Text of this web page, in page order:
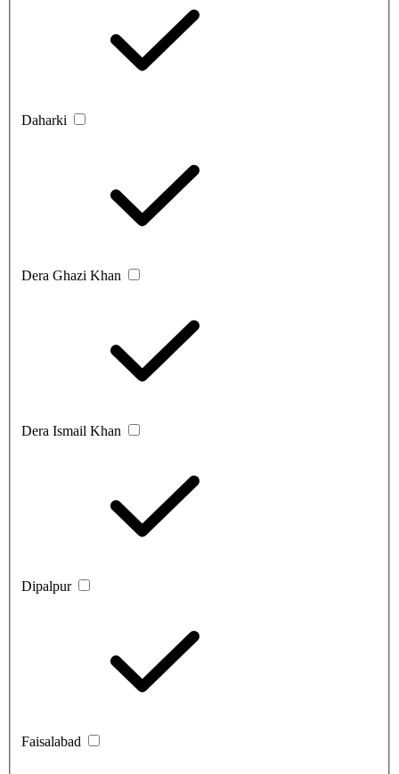
Daharki
Dera Ghazi Khan
Dera Ismail Khan
Dipalpur
Faisalabad